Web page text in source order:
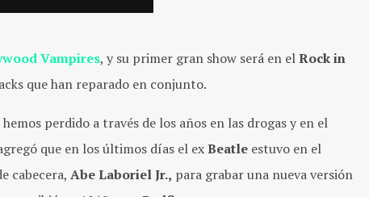
Vampires, y su primer gran show será en elRock in
que han reparado en conjunto.
perdido a través de los años en las drogas y en el
que en los últimos días el exBeatle estuvo en el
cabecera, Abe Laboriel Jr., para grabar una nueva versión